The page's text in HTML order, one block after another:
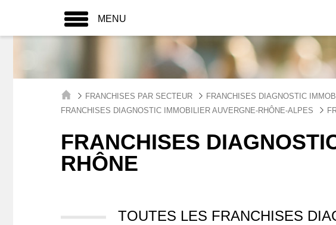
MENU
FRANCHISES PAR SECTEUR
FRANCHISES DIAGNOSTIC
FRANCHISES DIAGNOSTIC IMMOBILIER AUVERGNE-RHÔNE-ALPES
FRANCHISES
RHÔNE
TOUTES LES FRANCHISES